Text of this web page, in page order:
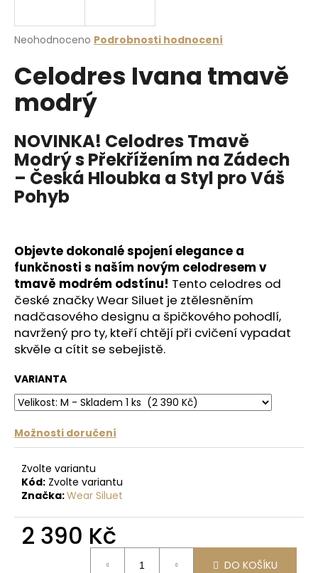
Průměrné
produktu
je
hvězdiček.
Neohodnoceno Podrobnosti hodnocení
Celodres Ivana tmavě
modrý
NOVINKA! Celodres Tmavě
Modrý s Překřížením na Zádech
– Česká Hloubka a Styl pro Váš
Pohyb
Objevte dokonalé spojení elegance a
funkčnosti s naším novým celodresem v
tmavě modrém odstínu! Tento celodres od
české značky Wear Siluet je ztělesněním
nadčasového designu a špičkového pohodlí,
navržený pro ty, kteří chtějí při cvičení vypadat
skvěle a cítit se sebejistě.
VARIANTA
Možnosti doručení
Zvolte variantu
Kód: Zvolte variantu
Značka:Wear Siluet
2 390 Kč
DO KOŠÍKU
j
t
?
HLEDAT
o
p
o
r
u
č
u
j
m
e
PODLOŽKA
NA
JÓGU
LIFORME
YOGA
MAT
ZODIAC
DRAGON
DRAK